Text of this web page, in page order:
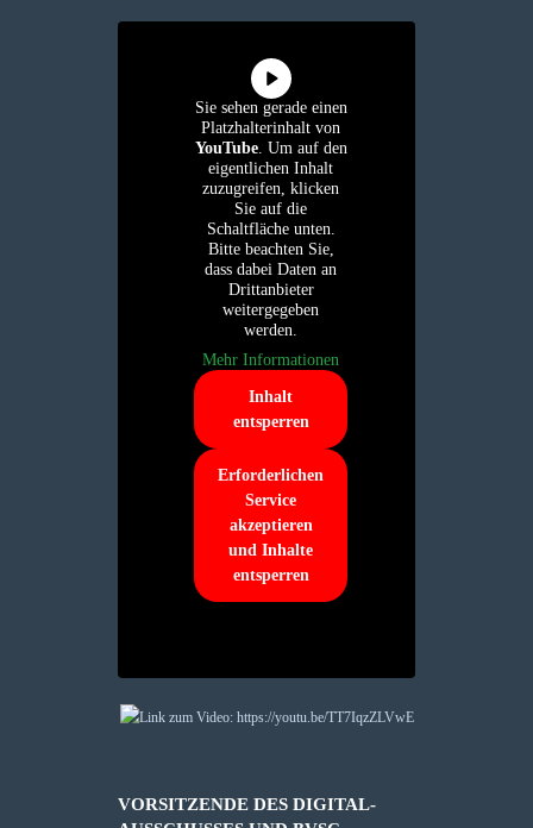
Sie sehen gerade einen
Platzhalterinhalt von
YouTube. Um auf den
eigentlichen Inhalt
zuzugreifen, klicken
Sie auf die
Schaltfläche unten.
Bitte beachten Sie,
dass dabei Daten an
Drittanbieter
weitergegeben
werden.
Mehr Informationen
Inhalt
entsperren
Erforderlichen
Service
akzeptieren
und Inhalte
entsperren
VORSITZENDE DES DIGITAL-